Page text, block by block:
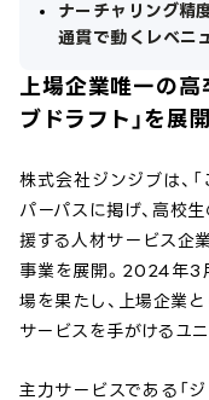
ナーチャリング精
通貫で動くレベニ
上場企業唯一の高
ブドラフト」を展
株式会社ジンジブは、
パーパスに掲げ、高校
援する人材サービス企
事業を展開。2024年3
場を果たし、上場企業
サービスを手がけるユ
主力サービスである「